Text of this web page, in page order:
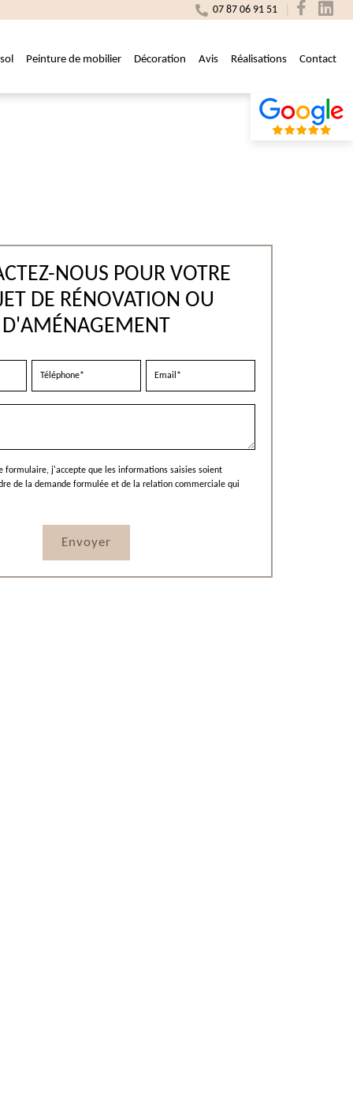
07 87 06 91 51
Peinture de mobilier Décoration Avis Réalisations Contact
NOUS POUR VOTRE
DE RÉNOVATION OU
D'AMÉNAGEMENT
formulaire, j'accepte que les informations saisies soient
de la demande formulée et de la relation commerciale qui